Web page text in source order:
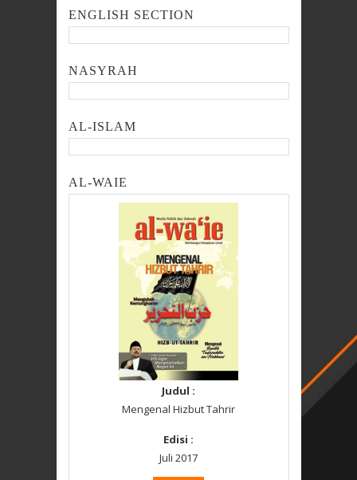
ENGLISH SECTION
NASYRAH
AL-ISLAM
AL-WAIE
Judul :
Mengenal Hizbut Tahrir
Edisi :
Juli 2017